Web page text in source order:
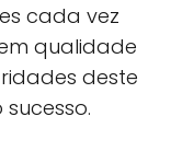
cada vez
qualidade
deste